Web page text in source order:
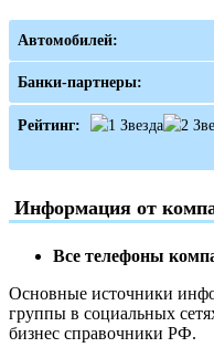
Автомобилей:
Банки-партнеры:
Рейтинг:
Информация от
Все телефоны
Основные источники
группы в социальных
бизнес справочники РФ.